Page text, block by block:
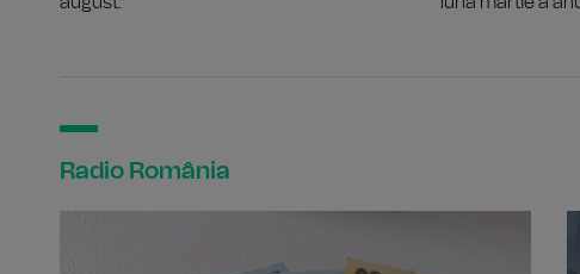
Radio România